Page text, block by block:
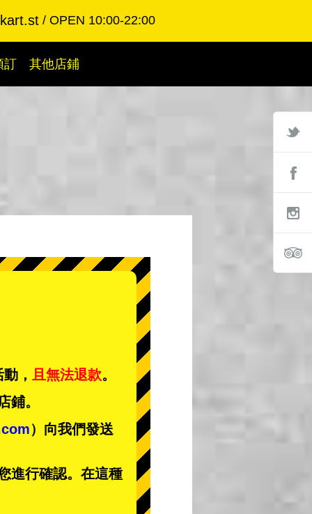
OPEN 10:00-22:00
訂 其他店鋪
， 且無法退款。
鋪。
）向我們發送
進行確認。在這種